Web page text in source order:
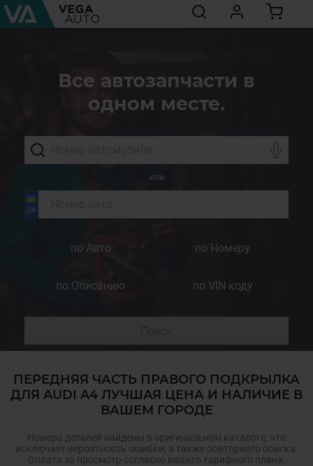
Все автозапчасти в
одном месте.
или
по Авто по Номеру
по Описанию по VIN коду
ПЕРЕДНЯЯ ЧАСТЬ ПРАВОГО ПОДКРЫЛКА
ДЛЯ AUDI A4 ЛУЧШАЯ ЦЕНА И НАЛИЧИЕ В
ВАШЕМ ГОРОДЕ
Номера деталей найдены в оригинальном каталоге, что
исключает вероятность ошибки, а также повторного поиска.
Оплата за просмотр согласно вашего тарифного плана.